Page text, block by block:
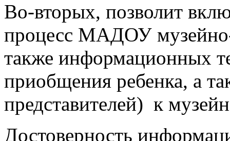
Во-вторых, позволит
процесс МАДОУ музейно-
также информационных
приобщения ребенка, а
представителей) к
Достоверность